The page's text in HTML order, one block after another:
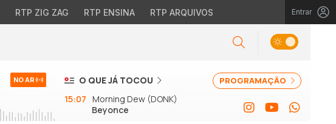
RTP ZIG ZAG RTP ENSINA RTP ARQUIVOS Entrar
NO AR PROGRAMAÇÃO
O QUE JÁ TOCOU
15:07 Morning Dew (DONK)
Beyonce